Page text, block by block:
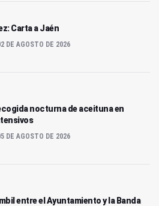
Carta a Jaén
DE AGOSTO DE 2026
nocturna de aceituna en
DE AGOSTO DE 2026
entre el Ayuntamiento y la Banda